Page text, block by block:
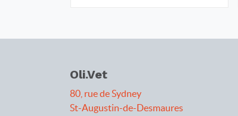
Oli.Vet
80, rue de Sydney
St-Augustin-de-Desmaures